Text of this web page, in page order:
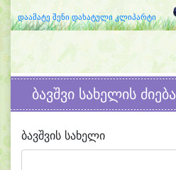
დაამატე შენი დახატული კლიპარტი
ბავშვი სახელის ძიება
ბავშვის სახელი